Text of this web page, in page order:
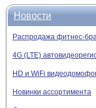
Новости
Распродажа фитнес-
4G (LTE)
HD и WiFi
Новинки ассортимента